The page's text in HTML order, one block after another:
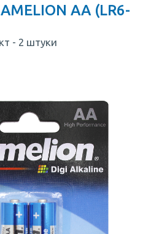
AA (LR6-
- 2 штуки